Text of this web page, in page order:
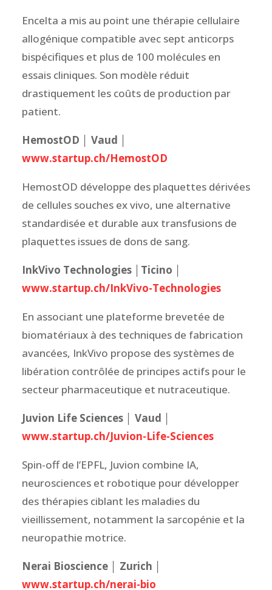
Encelta a mis au point une thérapie cellulaire
allogénique compatible avec sept anticorps
bispécifiques et plus de 100 molécules en
essais cliniques. Son modèle réduit
drastiquement les coûts de production par
patient.
HemostOD │ Vaud │
www.startup.ch/HemostOD
HemostOD développe des plaquettes dérivées
de cellules souches ex vivo, une alternative
standardisée et durable aux transfusions de
plaquettes issues de dons de sang.
InkVivo Technologies
Ticino │
www.startup.ch/InkVivo-Technologies
En associant une plateforme brevetée de
biomatériaux à des techniques de fabrication
avancées, InkVivo propose des systèmes de
libération contrôlée de principes actifs pour le
secteur pharmaceutique et nutraceutique.
Juvion Life Sciences │ Vaud │
www.startup.ch/Juvion-Life-Sciences
Spin-off de l’EPFL, Juvion combine IA,
neurosciences et robotique pour développer
des thérapies ciblant les maladies du
vieillissement, notamment la sarcopénie et la
neuropathie motrice.
Nerai Bioscience │ Zurich │
www.startup.ch/nerai-bio